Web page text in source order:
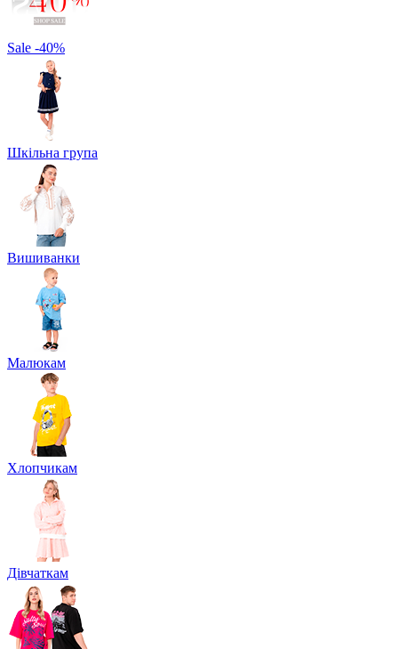
Sale -40%
Шкільна група
Вишиванки
Малюкам
Хлопчикам
Дівчаткам